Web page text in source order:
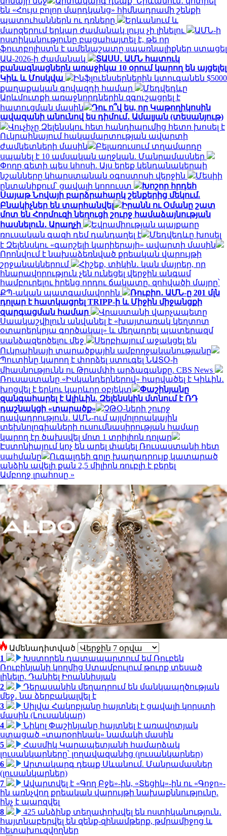
են «Հույս բոլոր մարդկանց» հիմնադրամի շենքի
պատուհաններն ու դռները
Երևանում և
մարզերում երկար ժամանակ լույս չի լինելու
ԱՄՆ-ի
ոստիկանությունը բացահայտել է, թե որ
ֆուտբոլիստն է ամենաշատը uպառնալիքներ ստացել
ԱԱ-2026-ի ժամանակ
ՏԱՍՍ․ ԱՄՆ հատուկ
բանագնացներն առաջիկա 10 օրում կարող են այցելել
Կիև և Մոսկվա
Ինֆլուենսերներին կտուգանեն $5000
քաղաքական գովազդի համար
Մեդվեդևը
Արևմուտքի առաջնորդներին զգուշացրել է
հատուցման մասին
Դու ո՞վ ես, որ Կաթողիկոսին
ավազանի անունով ես դիմում․ Ամալյան (տեսանյութ)
Վուչիչը Զելենսկու հետ հանդիպումից հետո խոսել է
Ուկրաինայում հակամարտության ավարտի
ժամկետների մասին
Բելառուսում տղամարդը
սպանել է 10 ամսական աղջկան. Մանրամասներ
Փողը գետի պես կհոսի. Այս երեք կենդանակերպի
նշանները կհարստանան օգոստոսի վերջին
Մեսիի
ընտանիքում՝ ցավալի կորուստ
Խոշոր հրդեհ
Սայաթ Նովայի բարձրահարկ շենքերից մեկում.
Բնակիչներ են տարհանվել
Իրանն ու Օմանը շատ
մոտ են Հորմուզի նեղուցի շուրջ համաձայնության
հասնելուն․ Արաղչի
Եվրամիության պայքարը
ռուսական գազի դեմ դանդաղել է
Մեդվեդևը խոսել
է Զելենսկու «գարշելի կարիերայի» ավարտի մասին
Որոնվում է նախաձեռնված քրեական վարույթի
շրջանակներում
Հիշեք, տիկին․ կան մայրեր, որ
հնարավորություն չեն ունեցել վերջին անգամ
համբուրելու իրենց որդու ճակատը. զոհվածի մայրը՝
ՔՊ-ական պատգամավորին
Ռուբիո․ ԱՄՆ-ը 201 մլն
դոլար է հատկացրել TRIPP-ի և Միջին միջանցքի
զարգացման համար
Վրաստանի վարչապետը
Սաակաշվիլուն անվանել է «խայտառակ կեղտոտ
օտարերկրյա գործակալ» և մեղադրել պատերազմ
սանձազերծելու մեջ
Սերբիայում աջակցել են
Ուկրաինայի տարածքային ամբողջականությանը
Պուտինը կարող է փորձել ստուգել ՆԱՏՕ-ի
միասնությունն ու Թրամփի արձագանքը. CBS News
Ռուսաստանը «Իսկանդերներով» հարվածել է Կիևին․
խոցվել է երկու կարևոր օբյեկտ
Փաշինյանը
զանգահարել է Ալիևին. Զելենսկին մտնում է ՌԴ
դաշնակցի «տարածք»
ՉԹՕ-ների շուրջ
դավադրություն․ ԱՄՆ-ում այլմոլորակային
տեխնոլոգիաների ուսումնասիրության համար
կարող էր ծախսվել մոտ 1 տրիլիոն դոլար
Էստոնիայում կոչ են արել փակել Ռուսաստանի հետ
սահմանը
Ուգալդեի գոլը խաղադրույք կատարած
անձին ավելի քան 2,5 միլիոն ռուբլի է բերել
Ամբողջ լրահոսը »
Ամենադիտված
1
Խստորեն դատապարտում եմ Ռուբեն
Ռուբինյանի կողմից Ստամբուլում թուրք տեսած
լինելը. Դանիել Իոաննիսյան
2
Դերասանին մեղադրում են մանկապղծության
մեջ․ նա ձերբակալվել է
3
Սիլվա Հակոբյանը հայտնել է ցավալի կորստի
մասին (Լուսանկար)
4
Նիկոլ Փաշինյանը հայտնել է առավոտյան
ստացած «տարօրինակ» նամակի մասին
5
Հասմիկ Կարապետյանի համարձակ
լուսանկարները՝ լողավազանից (լուսանկարներ)
6
Արտակարգ դեպք Սևանում. Մանրամասներ
(լուսանկարներ)
7
Ավարտվել է «Գող Բջե»-ին, «Տեցիկ»-ին ու «Գոջո»-
ին առնչվող քրեական վարույթի նախաքննությունը.
ինչ է պարզվել
8
425 անձինք տեղափոխվել են ոստիկանություն․
հայտնաբերվել են զենք-զինամթերք, թմրամիջոց և
հետախուզվողներ